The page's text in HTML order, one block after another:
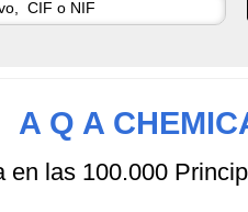
A Q A
en las 100.000